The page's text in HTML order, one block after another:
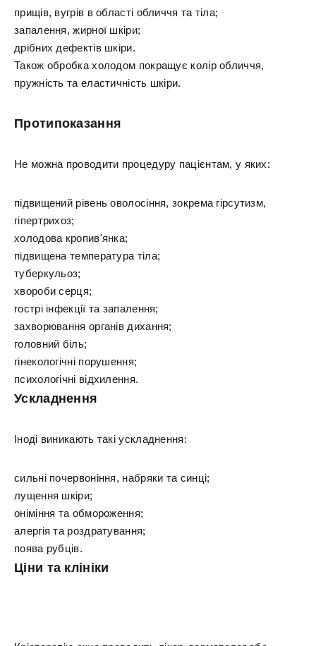
прищів, вугрів в області обличчя та тіла;
запалення, жирної шкіри;
дрібних дефектів шкіри.
Також обробка холодом покращує колір обличчя,
пружність та еластичність шкіри.
Протипоказання
Не можна проводити процедуру пацієнтам, у яких:
підвищений рівень оволосіння, зокрема гірсутизм,
гіпертрихоз;
холодова кропив'янка;
підвищена температура тіла;
туберкульоз;
хвороби серця;
гострі інфекції та запалення;
захворювання органів дихання;
головний біль;
гінекологічні порушення;
психологічні відхилення.
Ускладнення
Іноді виникають такі ускладнення:
сильні почервоніння, набряки та синці;
лущення шкіри;
оніміння та обмороження;
алергія та роздратування;
поява рубців.
Ціни та клініки